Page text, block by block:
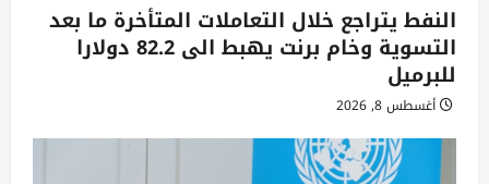
النفط يتراجع خلال التعاملات المتأخرة ما بعد
التسوية وخام برنت يهبط الى 82.2 دولارا
للبرميل
أغسطس 8, 2026